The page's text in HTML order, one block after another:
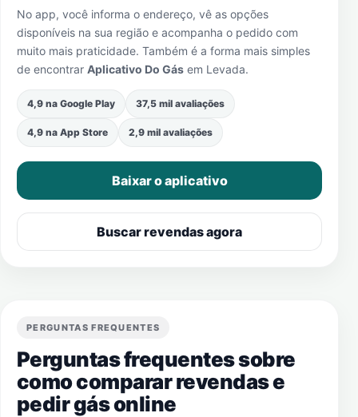
No app, você informa o endereço, vê as opções
disponíveis na sua região e acompanha o pedido com
muito mais praticidade. Também é a forma mais simples
de encontrar Aplicativo Do Gás em Levada.
4,9 na Google Play 37,5 mil avaliações
4,9 na App Store 2,9 mil avaliações
Baixar o aplicativo
Buscar revendas agora
PERGUNTAS FREQUENTES
Perguntas frequentes sobre
como comparar revendas e
pedir gás online